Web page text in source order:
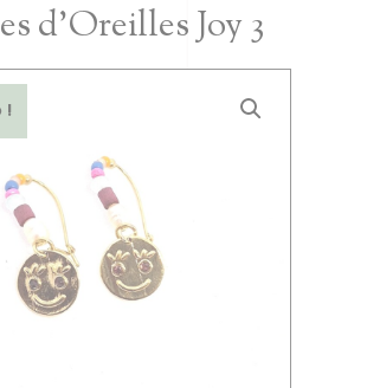
d’Oreilles Joy 3
!